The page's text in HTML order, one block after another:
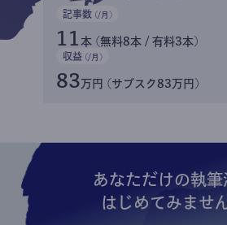
記事数 (/月)
11 本 (無料8本 / 有料3本)
収益 (/月)
83万円 (サブスク83万円)
あなただけの執筆
はじめてみませ